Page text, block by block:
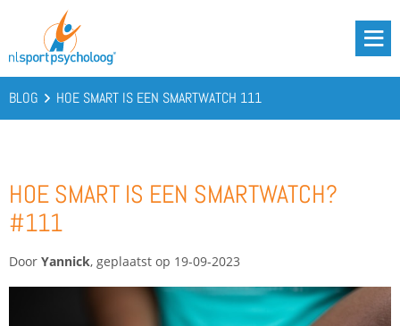
OVER ONS
KENNIS
BOOST YOUR BATTERIES!
BLOG HOE SMART IS EEN SMARTWATCH 111
HOE SMART IS EEN SMARTWATCH?
#111
Door Yannick, geplaatst op 19-09-2023